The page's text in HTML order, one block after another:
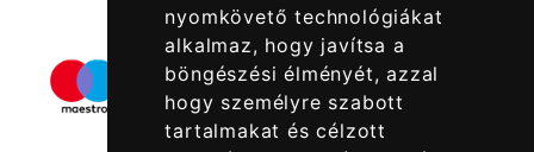
nyomkövető technológiákat
alkalmaz, hogy javítsa a
böngészési élményét, azzal
hogy személyre szabott
tartalmakat és célzott